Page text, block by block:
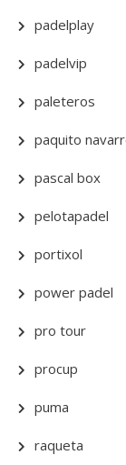
padelplay
padelvip
paleteros
paquito
pascal box
pelotapadel
portixol
power padel
pro tour
procup
puma
raqueta